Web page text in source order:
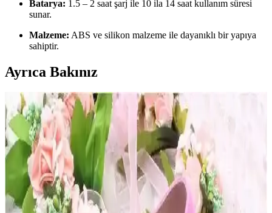
Batarya: 1.5 – 2 saat şarj ile 10 ila 14 saat kullanım süresi
sunar.
Malzeme: ABS ve silikon malzeme ile dayanıklı bir yapıya
sahiptir.
Ayrıca Bakınız
Kışlık Çocuk Botları Seçiminde Dikkat Edilmesi
Gerekenler ve Güncel Trendler
Kış aylarında çocuklarınızın güvenliği ve konforu için doğru çocuk
botu seçimi önemlidir. Su geçirmezlik, yalıtım, kaymayı önleyici
tabanlar ve tasarım detaylarına dikkat edilmelidir.
Kız Çocukları İçin Uygun Hediye Ayakkabı ve
Çanta Seçim İpuçları